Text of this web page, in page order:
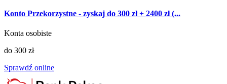
Konto Przekorzystne - zyskaj do 300 zł + 2400 zł (...
Konta osobiste
do 300 zł
Sprawdź online